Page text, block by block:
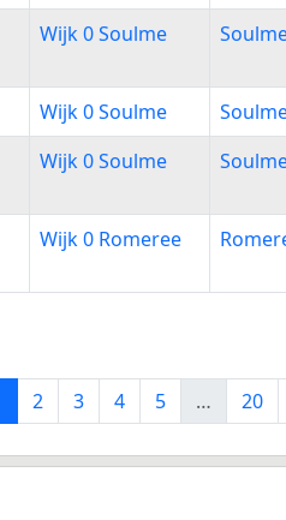
Wijk 0 Soulme
Wijk 0 Soulme
Wijk 0 Soulme
Wijk 0 Romeree
2 3 4 5 … 20